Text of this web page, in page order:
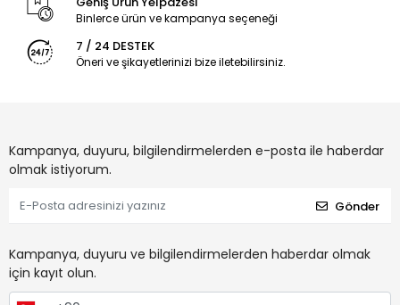
Binlerce ürün ve kampanya seçeneği
7 / 24 DESTEK
Öneri ve şikayetlerinizi bize iletebilirsiniz.
Kampanya, duyuru, bilgilendirmelerden e-posta ile haberdar
olmak istiyorum.
Gönder
Kampanya, duyuru ve bilgilendirmelerden haberdar olmak
için kayıt olun.